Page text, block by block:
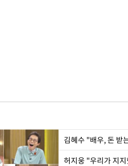
김혜수 "배우, 돈 받